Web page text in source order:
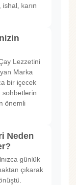
ishal, karın
Lezzetini
Marka
bir içecek
sohbetlerin
önemli
Neden
günlük
çıkarak